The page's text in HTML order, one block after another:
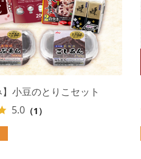
】小豆のとりこセット
5.0 （1）